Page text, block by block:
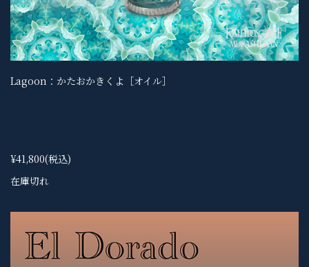
Lagoon：かたおかきくよ［オイル］
¥41,800(税込)
在庫切れ